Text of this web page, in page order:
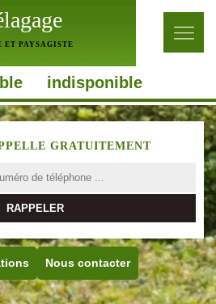
ET PAYSAGISTE
indisponible
GRATUITEMENT
Nous contacter